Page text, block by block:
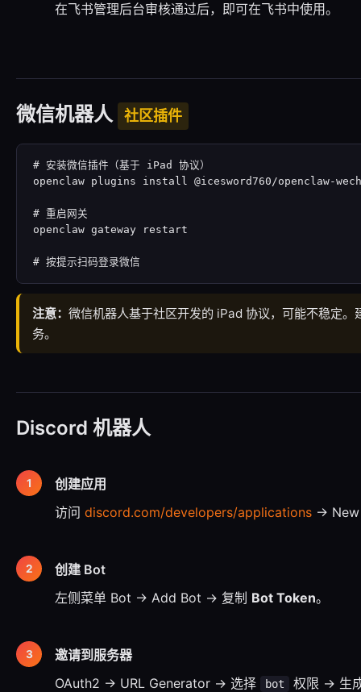
在飞书管理后台审核通过后，即可在飞书中使用。
微信机器人 社区插件
# 安装微信插件（基于 iPad 协议）
openclaw plugins install @icesword760/openclaw-
# 重启网关
openclaw gateway restart
# 按提示扫码登录微信
注意： 微信机器人基于社区开发的 iPad 协议，可能不稳定
务。
Discord 机器人
创建应用
访问 discord.com/developers/applications →
创建 Bot
左侧菜单 Bot → Add Bot → 复制 Bot Token。
邀请到服务器
OAuth2 → URL Generator → 选择
bot 权限 → 生